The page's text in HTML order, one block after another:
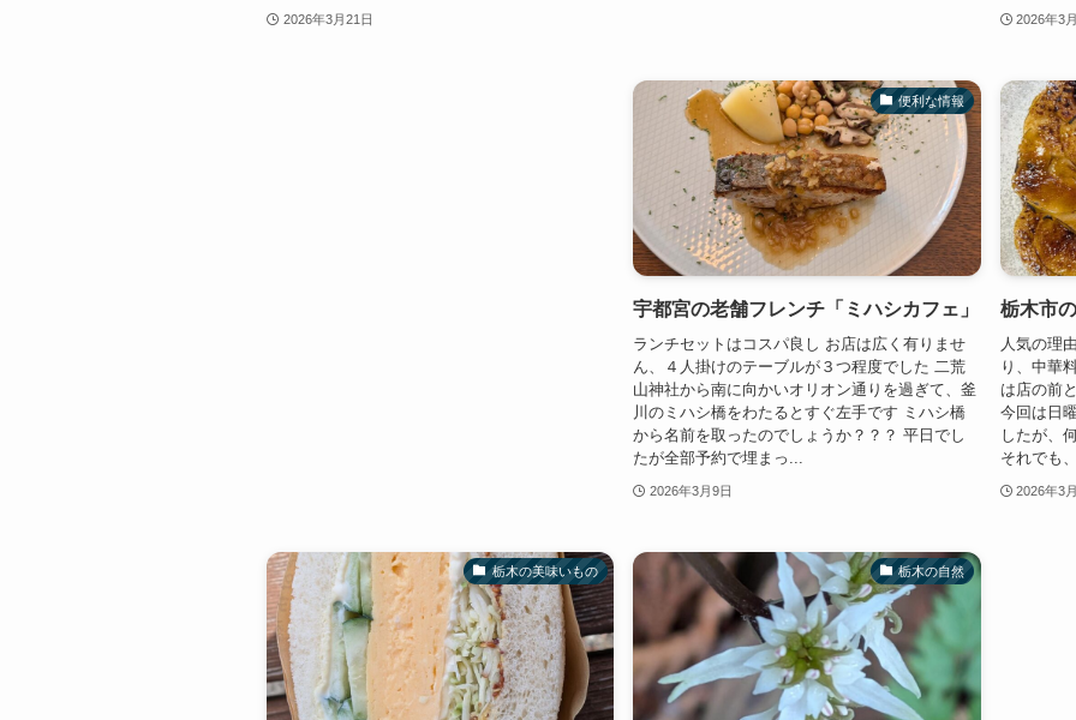
2026年3月21日 2026年3
便利な情報
宇都宮の老舗フレンチ「ミハシカフェ」
ランチセットはコスパ良し お店は広く有りませ
ん、４人掛けのテーブルが３つ程度でした 二荒
山神社から南に向かいオリオン通りを過ぎて、釜
川のミハシ橋をわたるとすぐ左手です ミハシ橋
から名前を取ったのでしょうか？？？ 平日でし
たが全部予約で埋まっ...
2026年3月9日
栃木市
人気の理
り、中華
は店の前
今回は日
したが、
それでも
2026年3
栃木の美味いもの 栃木の自然